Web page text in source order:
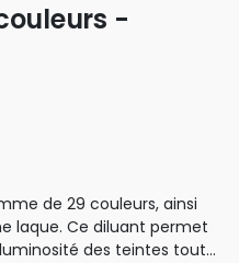
-
de 29 couleurs, ainsi
laque. Ce diluant permet
des teintes tout...